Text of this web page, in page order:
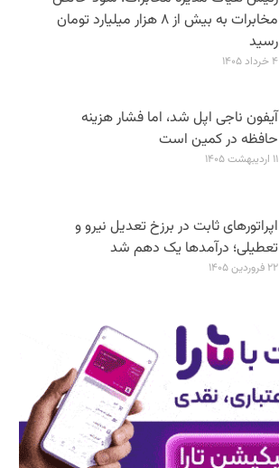
مخابرات به بیش از ۸ هزار میلیارد تومان
رسید
۴ خرداد ۱۴۰۵
آیفون ناجی اپل شد، اما فشار هزینه
حافظه در کمین است
۱۱ اردیبهشت ۱۴۰۵
اپراتورهای ثابت در برزخ تعدیل نیرو و
تعطیلی؛ درآمدها یک دهم شد
۲۲ فروردین ۱۴۰۵